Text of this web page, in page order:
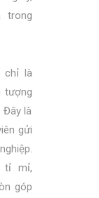
trong
chỉ là
tượng
Đây là
gửi
tỉ mỉ,
góp